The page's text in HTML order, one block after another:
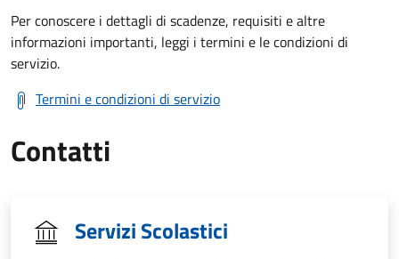
Per conoscere i dettagli di scadenze, requisiti e altre
informazioni importanti, leggi i termini e le condizioni di
servizio.
Termini e condizioni di servizio
Contatti
Servizi Scolastici